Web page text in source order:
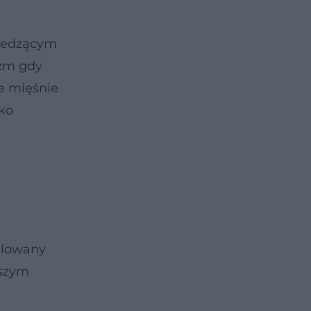
gdy
mięśnie